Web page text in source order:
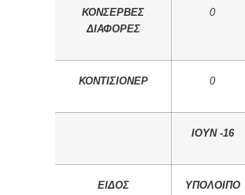
ΚΟΝΣΕΡΒΕΣ
ΔΙΑΦΟΡΕΣ
0
ΚΟΝΤΙΣΙΟΝΕΡ 0
IOYN -16
ΕΙΔΟΣ
ΥΠΟΛΟΙΠΟ